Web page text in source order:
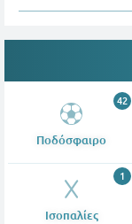
Ποδόσφαιρο
42
Ισοπαλίες
1